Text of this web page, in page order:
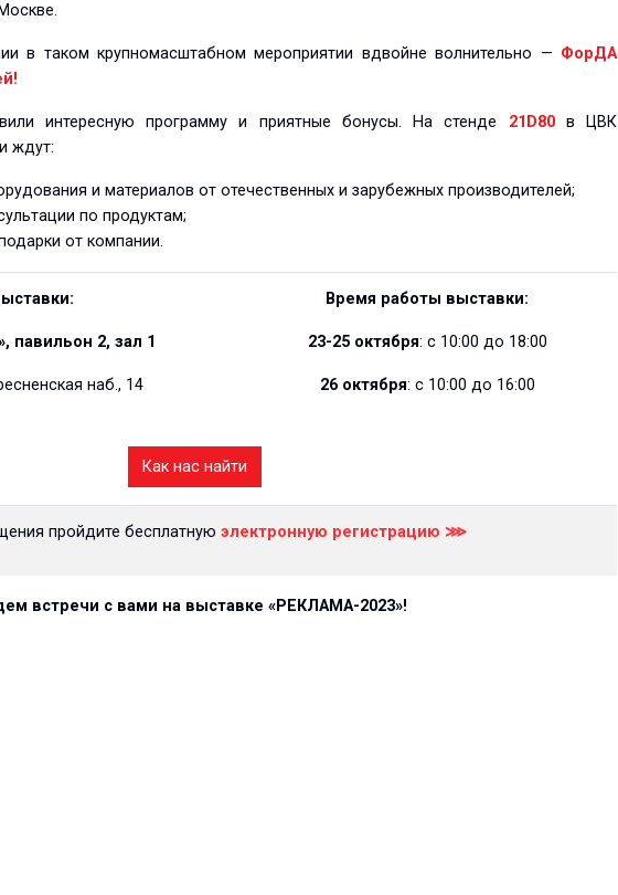
в таком крупномасштабном мероприятии вдвойне волнительно — ФорДА
интересную программу и приятные бонусы. На стенде 21D80в ЦВК
ждут:
и материалов от отечественных и зарубежных производителей;
по продуктам;
от компании.
павильон 2, зал 1
наб., 14
Время работы выставки:
23-25 октября: с 10:00 до 18:00
26 октября: с 10:00 до 16:00
Как нас найти
пройдите бесплатную электронную регистрацию ⋙
встречи с вами на выставке «РЕКЛАМА-2023»!